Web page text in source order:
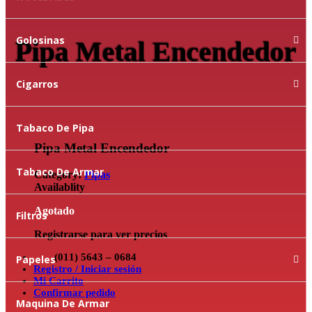
Golosinas
Cigarros
Tabaco De Pipa
Tabaco De Armar
Filtros
Papeles
Maquina De Armar
Pipa Metal Encendedor
Pipa Metal Encendedor
Category:Pipas
Availablity
Agotado
Registrarse para ver precios
(011) 5643 – 0684
Registro / Iniciar sesión
Mi Carrito
Confirmar pedido